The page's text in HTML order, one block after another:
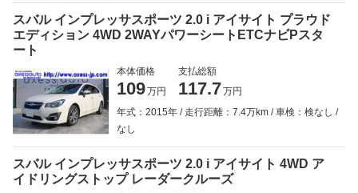
スバル インプレッサスポーツ 2.0 i アイサイト プラウド
エディション 4WD 2WAYパワーシートETCナビPスタ
ート
本体価格
109万円
支払総額
117.7万円
年式：2015年
走行距離：7.4万km
車検：検なし
なし
スバル インプレッサスポーツ 2.0 i アイサイト 4WD ア
イドリングストップ レーダークルーズ